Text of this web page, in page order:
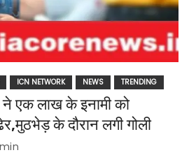
ICN NETWORK NEWS TRENDING
एक लाख के इनामी को
के दौरान लगी गोली